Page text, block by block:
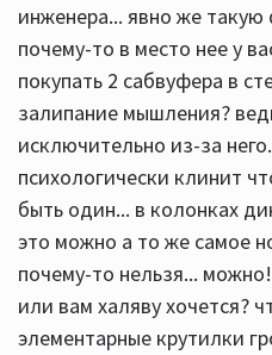
инженера... явно же
почему-то в место нее у
покупать 2 сабвуфера в
залипание мышления?
исключительно из-за
психологически клинит
быть один... в колонках
это можно а то же самое
почему-то нельзя...
или вам халяву хочется?
элементарные крутилки